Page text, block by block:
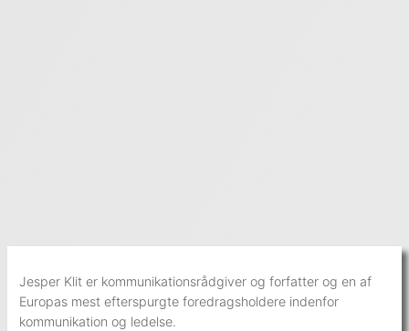
Jesper Klit er kommunikationsrådgiver og forfatter og en af
Europas mest efterspurgte foredragsholdere indenfor
kommunikation og ledelse.